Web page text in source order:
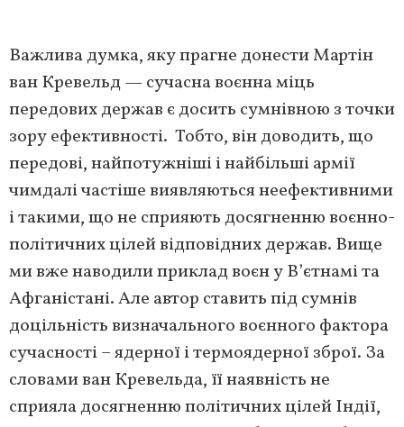
Важлива думка, яку прагне донести Мартін
ван Кревельд — сучасна воєнна міць
передових держав є досить сумнівною з точки
зору ефективності. Тобто, він доводить, що
передові, найпотужніші і найбільші армії
чимдалі частіше виявляються неефективними
і такими, що не сприяють досягненню воєнно-
політичних цілей відповідних держав. Вище
ми вже наводили приклад воєн у В’єтнамі та
Афганістані. Але автор ставить під сумнів
доцільність визначального воєнного фактора
сучасності – ядерної і термоядерної зброї. За
словами ван Кревельда, її наявність не
сприяла досягненню політичних цілей Індії,